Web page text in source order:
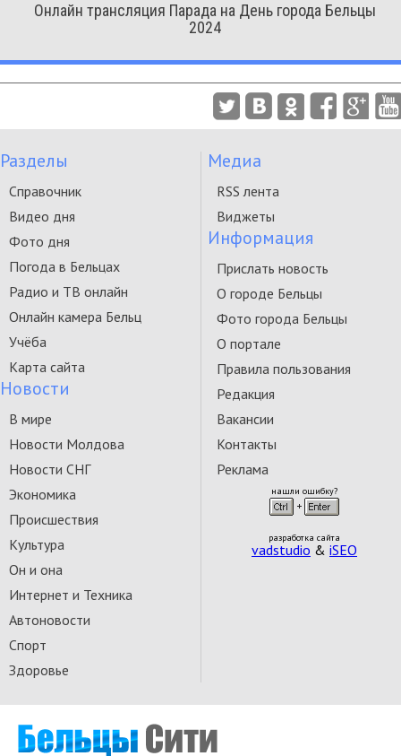
Онлайн трансляция Парада на День города Бельцы
2024
Разделы
Справочник
Видео дня
Фото дня
Погода в Бельцах
Радио и ТВ онлайн
Онлайн камера Бельц
Учёба
Карта сайта
Новости
В мире
Новости Молдова
Новости СНГ
Экономика
Происшествия
Культура
Он и она
Интернет и Техника
Автоновости
Спорт
Здоровье
Медиа
RSS лента
Виджеты
Информация
Прислать новость
О городе Бельцы
Фото города Бельцы
О портале
Правила пользования
Редакция
Вакансии
Контакты
Реклама
нашли ошибку?
разработка сайта
vadstudio & iSEO